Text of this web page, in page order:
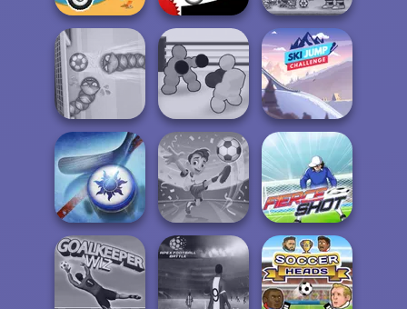
Moto X3M Vex X3M
Super Soccer
Noggins
Soccer Snakes
Boxing Gang
Stars
Ski Jump
Challenge
Air Hockey Cup
Football
Superstars 2024
Fierce Shot